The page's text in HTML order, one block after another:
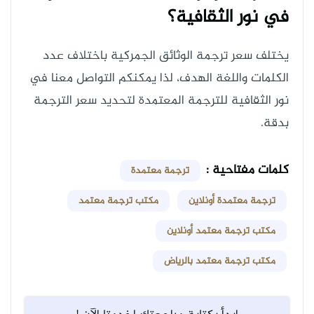
في نور الثقافية؟
يختلف سعر ترجمة الوثائق الجمركية باختلاف عدد
الكلمات واللغة الهدف، لذا يمكنكم التواصل معنا في
نور الثقافية للترجمة المعتمدة لتحديد سعر الترجمة
بدقة.
كلمات مفتاحية :
ترجمة معتمدة
ترجمة معتمدة أونلاين
مكتب ترجمة معتمد
مكتب ترجمة معتمد أونلاين
مكتب ترجمة معتمد بالرياض